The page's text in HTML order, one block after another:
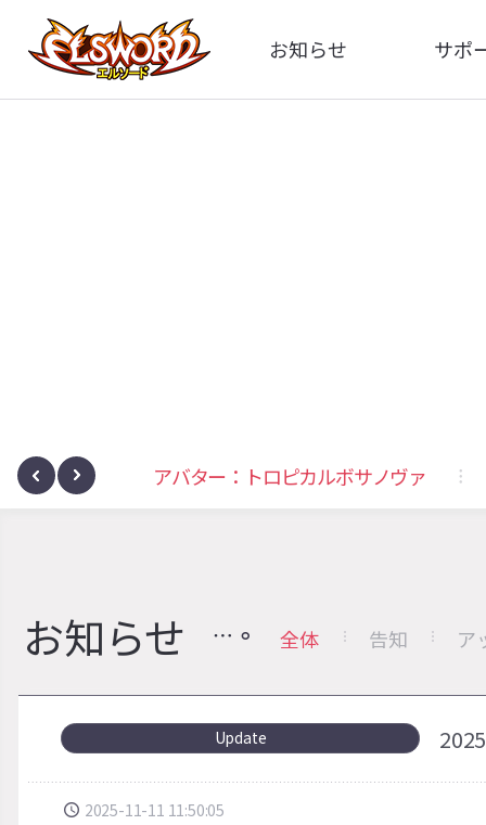
お知らせ
全体
サポ
ト アバター：トロピカルボサノヴァ
お知らせ 全体 告知 ア
Update
2025-11-11 11:50:05